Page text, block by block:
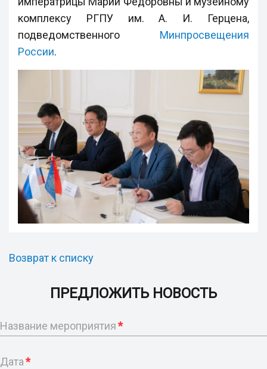
комплексу РГПУ им. А. И. Герцена,
подведомственного Минпросвещения
России.
Возврат к списку
ПРЕДЛОЖИТЬ НОВОСТЬ
Название мероприятия*
Дата*